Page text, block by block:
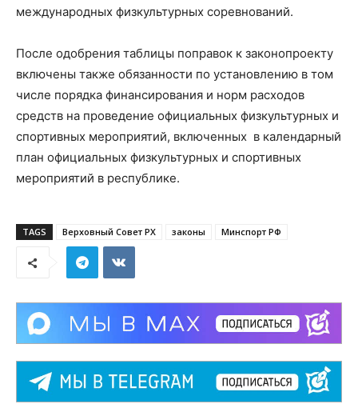
международных физкультурных соревнований.
После одобрения таблицы поправок к законопроекту
включены также обязанности по установлению в том
числе порядка финансирования и норм расходов
средств на проведение официальных физкультурных и
спортивных мероприятий, включенных в календарный
план официальных физкультурных и спортивных
мероприятий в республике.
TAGS Верховный Совет РХ законы Минспорт РФ